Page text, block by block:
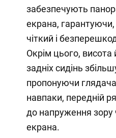
забезпечують
екрана,
чіткий і
Окрім цього,
задніх сидінь
пропонуючи
навпаки, передній
до напруження зору
екрана.